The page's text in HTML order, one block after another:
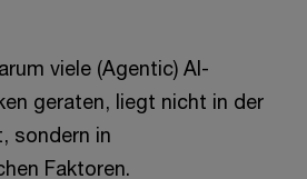
viele (Agentic) AI-
geraten, liegt nicht in der
sondern in
Faktoren.